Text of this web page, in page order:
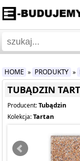
HOME » PRODUKTY »
TUBĄDZIN
Producent:Tubądzin
Kolekcja:Tartan